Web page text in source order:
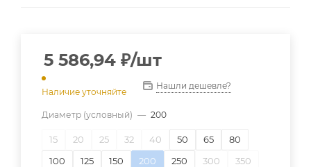
5 586,94 ₽/шт
Наличие уточняйте
Нашли дешевле?
Диаметр (условный) — 200
15 20 25 32 40 50 65
80
100
125 150 200 250 300
350